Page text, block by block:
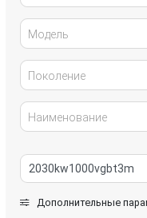
Модель
Поколение
Наименование
Дополнительные